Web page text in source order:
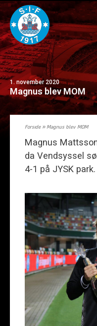
1. november 2020
Magnus blev MOM
Forside»Magnus blev MOM
Magnus
da Vendsyssel
4-1 på JYSK park.